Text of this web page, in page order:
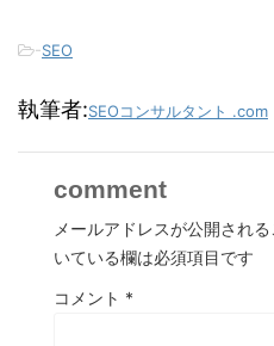
-SEO
執筆者:SEOコンサルタント .com
comment
メールアドレスが公開される
いている欄は必須項目です
コメント *